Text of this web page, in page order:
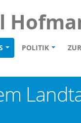
POLITIK